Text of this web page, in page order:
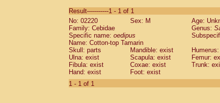
CebidaeSaguinus labiatus(0)
Cebidae Saguinus leucopus (0)
Cebidae
CebidaeSaguinus mystax
Cebidae Saguinus nigricollis (0)
Cebidae Saguinus oedipus
Cebidae Saguinus weddelli
Cebidae Saguinusspp.
Cebidae
Result-----------1 - 1 of 1
No: 02220
Sex: M
Age:
Family: Cebidae
Genus:
Specific name: oedipus
Name: Cotton-top Tamarin
Skull: parts
Mandible: exist
Ulna: exist
Scapula: exist
Femur:
Fibula: exist
Coxae: exist
Trunk:
Hand: exist
Foot: exist
1 - 1 of 1